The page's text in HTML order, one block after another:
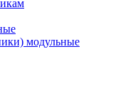
модульные